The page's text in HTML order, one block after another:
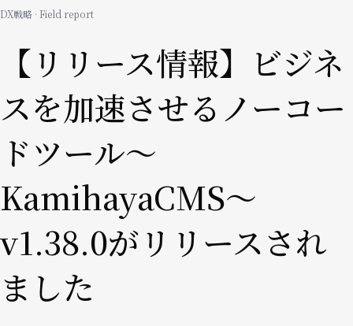
移く
ず
DX戦略 · Field report
【リリース情報】ビジネ
スを加速させるノーコー
ドツール〜
KamihayaCMS〜
v1.38.0がリリースされ
ました